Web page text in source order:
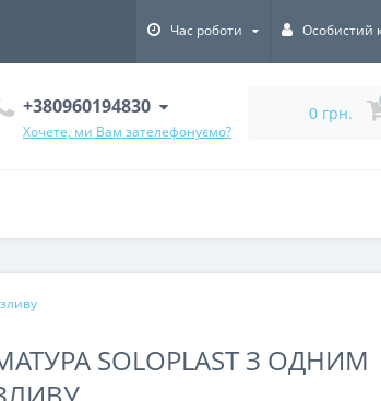
Час роботи Особистий
+380960194830
Хочете, ми Вам зателефонуємо?
0 грн.
SOLOPLAST З ОДНИМ